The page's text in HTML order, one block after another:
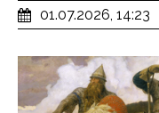
01.07.2026, 14:23